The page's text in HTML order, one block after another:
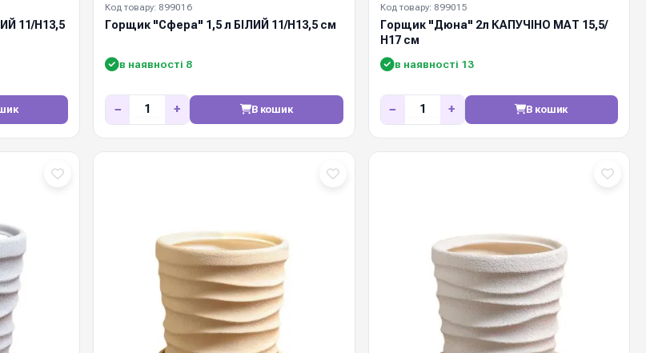
11/Н13,5
Код товару: 899016
Горщик "Сфера" 1,5 л БІЛИЙ 11/Н13,5 см
в наявності 8
− + В кошик
Код товару: 899015
Горщик "Дюна" 2л КАПУЧІНО МАТ 15,5/
Н17 см
в наявності 13
− + В кошик